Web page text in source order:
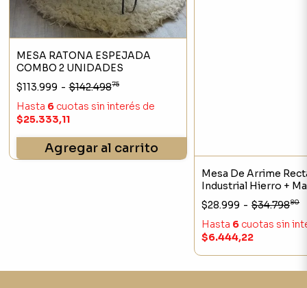
MESA RATONA ESPEJADA
COMBO 2 UNIDADES
$113.999 - $142.49875
Hasta 6cuotas sin interés de
$25.333,11
Agregar al carrito
Mesa De Arrime
Industrial Hierro +
$28.999 - $34.79880
Hasta 6 cuotas sin
$6.444,22